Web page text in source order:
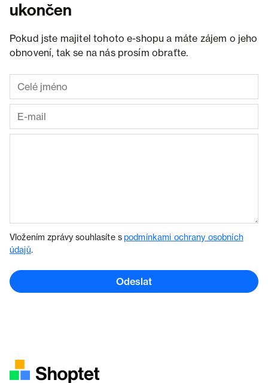
ukončen
Pokud jste majitel tohoto e-shopu a máte zájem o jeho
obnovení, tak se na nás prosím obraťte.
Vložením zprávy souhlasíte spodmínkami ochrany osobních
údajů.
Odeslat